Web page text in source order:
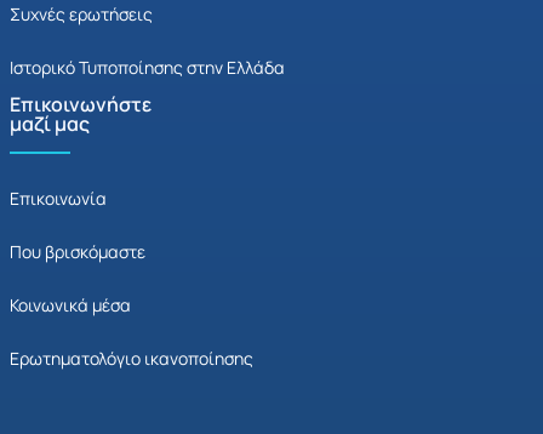
Συχνές ερωτήσεις
Ιστορικό Τυποποίησης στην Ελλάδα
Επικοινωνήστε
μαζί μας
Επικοινωνία
Που βρισκόμαστε
Κοινωνικά μέσα
Ερωτηματολόγιο ικανοποίησης